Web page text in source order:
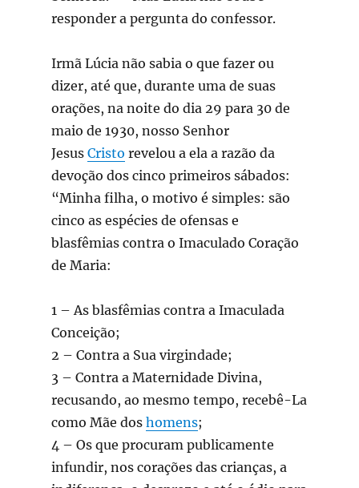
responder a pergunta do confessor.
Irmã Lúcia não sabia o que fazer ou
dizer, até que, durante uma de suas
orações, na noite do dia 29 para 30 de
maio de 1930, nosso Senhor
Jesus Cristo revelou a ela a razão da
devoção dos cinco primeiros sábados:
“Minha filha, o motivo é simples: são
cinco as espécies de ofensas e
blasfêmias contra o Imaculado Coração
de Maria:
1 – As blasfêmias contra a Imaculada
Conceição;
2 – Contra a Sua virgindade;
3 – Contra a Maternidade Divina,
recusando, ao mesmo tempo, recebê-La
como Mãe dos homens;
4 – Os que procuram publicamente
infundir, nos corações das crianças, a